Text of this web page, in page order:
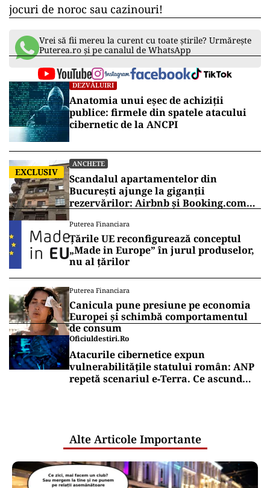
jocuri de noroc sau cazinouri!
Vrei să fii mereu la curent cu toate știrile? Urmărește
Puterea.ro și pe canalul de WhatsApp
DEZVĂLUIRI
Anatomia unui eșec de achiziții
publice: firmele din spatele atacului
cibernetic de la ANCPI
EXCLUSIV
ANCHETE
Scandalul apartamentelor din
București ajunge la giganții
rezervărilor: Airbnb și Booking.com
Puterea Financiara
Țările UE reconfigurează conceptul
„Made in Europe” în jurul produselor,
nu al țărilor
Puterea Financiara
Canicula pune presiune pe economia
Europei și schimbă comportamentul
de consum
Oficiuldestiri.ro
Atacurile cibernetice expun
vulnerabilitățile statului român: ANP
repetă scenariul e‑Terra. Ce ascund
Alte Articole Importante